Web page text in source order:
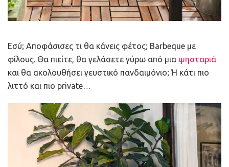
Εσύ; Αποφάσισες τι θα κάνεις φέτος; Barbeque με
φίλους. Θα πιείτε, θα γελάσετε γύρω από μια ψησταριά
και θα ακολουθήσει γευστικό πανδαιμόνιο; Ή κάτι πιο
λιττό και πιο private…